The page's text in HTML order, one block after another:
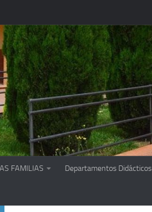
FAMILIAS Departamentos Didácticos